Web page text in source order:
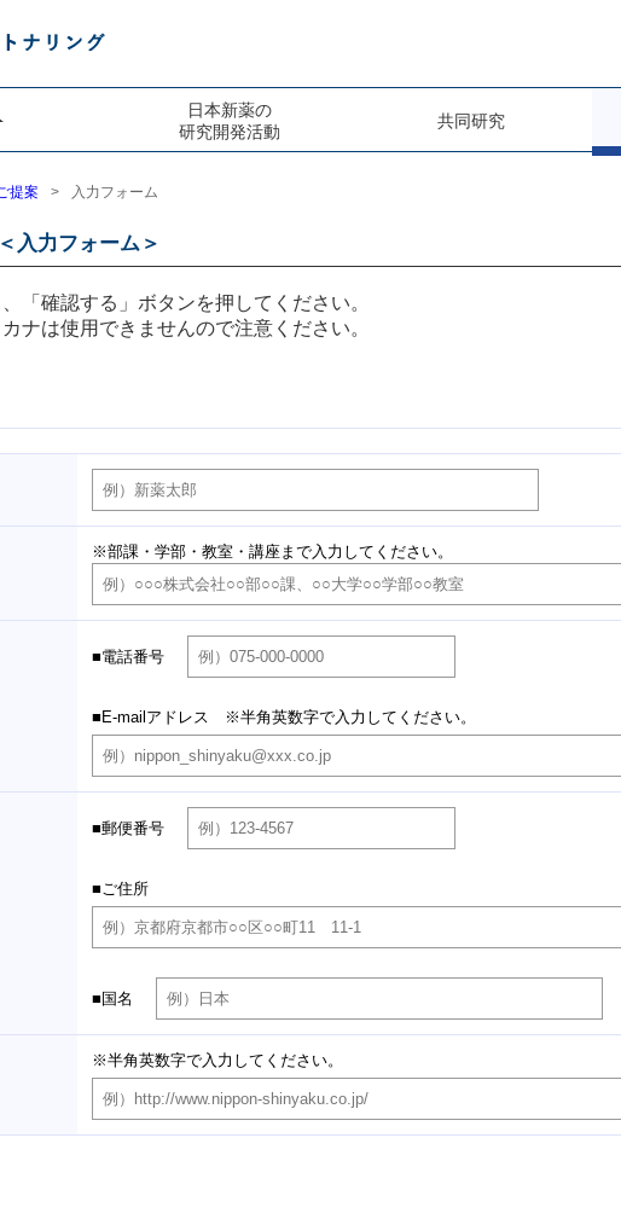
日本新薬の
研究開発活動
共同研究
提案 入力フォーム
入力フォーム＞
「確認する」ボタンを押してください。
ナは使用できませんので注意ください。
※部課・学部・教室・講座まで入力してください。
■電話番号
■E-mailアドレス ※半角英数字で入力してください。
■郵便番号
■ご住所
■国名
※半角英数字で入力してください。